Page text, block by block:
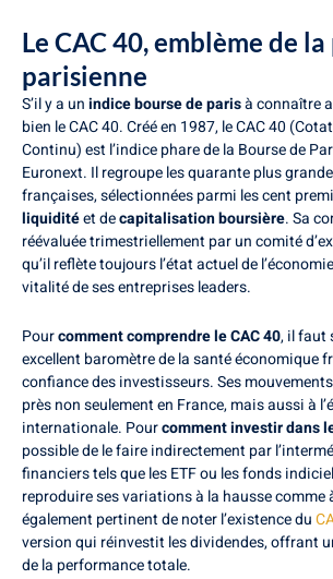
Le CAC 40, emblème de la
parisienne
S’il y a unindice bourse de parisà connaître
bien le CAC 40. Créé en 1987, le CAC 40
Continu) est l’indice phare de la Bourse de
Euronext. Il regroupe les quarante plus
françaises, sélectionnées parmi les cent
liquiditéet decapitalisation boursière. Sa
réévaluée trimestriellement par un comité
qu’il reflète toujours l’état actuel de
vitalité de ses entreprises leaders.
Pourcomment comprendre le CAC 40, il faut
excellent baromètre de la santé économique
confiance des investisseurs. Ses
près non seulement en France, mais aussi à
internationale. Pourcomment investir dans
possible de le faire indirectement par
financiers tels que les ETF ou les fonds
reproduire ses variations à la hausse comme
également pertinent de noter l’existence du
version qui réinvestit les dividendes, offrant
de la performance totale.